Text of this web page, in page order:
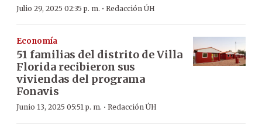
Julio 29, 2025 02:35 p. m. · Redacción ÚH
Economía
51 familias del distrito de Villa
Florida recibieron sus
viviendas del programa
Fonavis
Junio 13, 2025 05:51 p. m. · Redacción ÚH